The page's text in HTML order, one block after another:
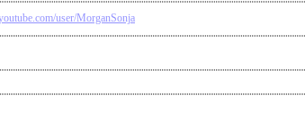
user/MorganSonja